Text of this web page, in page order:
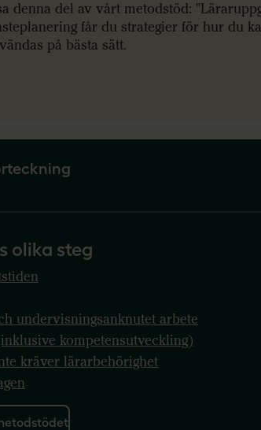
denna del av vårt metodstöd:
får du strategier för hur du
på bästa sätt.
olika steg
undervisningsanknutet arbete
kompetensutveckling)
kräver lärarbehörighet